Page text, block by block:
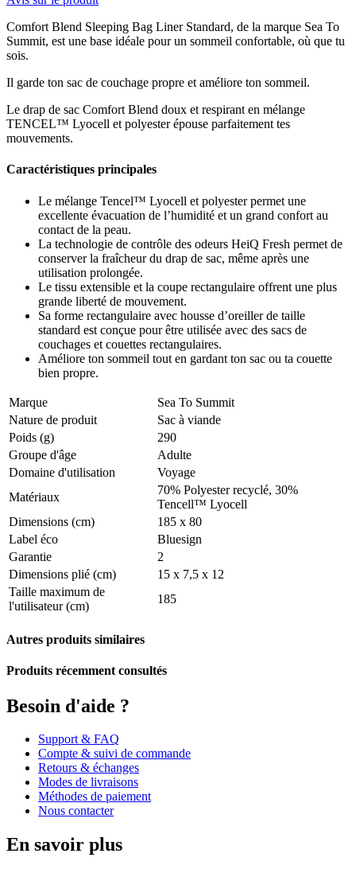
Comfort Blend Sleeping Bag Liner Standard, de la marque Sea To
Summit, est une base idéale pour un sommeil confortable, où que tu
sois.
Il garde ton sac de couchage propre et améliore ton sommeil.
Le drap de sac Comfort Blend doux et respirant en mélange
TENCEL™ Lyocell et polyester épouse parfaitement tes
mouvements.
Caractéristiques principales
Le mélange Tencel™ Lyocell et polyester permet une
excellente évacuation de l’humidité et un grand confort au
contact de la peau.
La technologie de contrôle des odeurs HeiQ Fresh permet de
conserver la fraîcheur du drap de sac, même après une
utilisation prolongée.
Le tissu extensible et la coupe rectangulaire offrent une plus
grande liberté de mouvement.
Sa forme rectangulaire avec housse d’oreiller de taille
standard est conçue pour être utilisée avec des sacs de
couchages et couettes rectangulaires.
Améliore ton sommeil tout en gardant ton sac ou ta couette
bien propre.
Marque
Sea To Summit
Nature de produit
Sac à viande
Poids (g)
290
Groupe d'âge
Adulte
Domaine d'utilisation
Voyage
Matériaux
70% Polyester recyclé, 30%
Tencell™ Lyocell
Dimensions (cm)
185 x 80
Label éco
Bluesign
Garantie
2
Dimensions plié (cm)
15 x 7,5 x 12
Taille maximum de
l'utilisateur (cm)
185
Autres produits similaires
Produits récemment consultés
Besoin d'aide ?
Support & FAQ
Compte & suivi de commande
Retours & échanges
Modes de livraisons
Méthodes de paiement
Nous contacter
En savoir plus